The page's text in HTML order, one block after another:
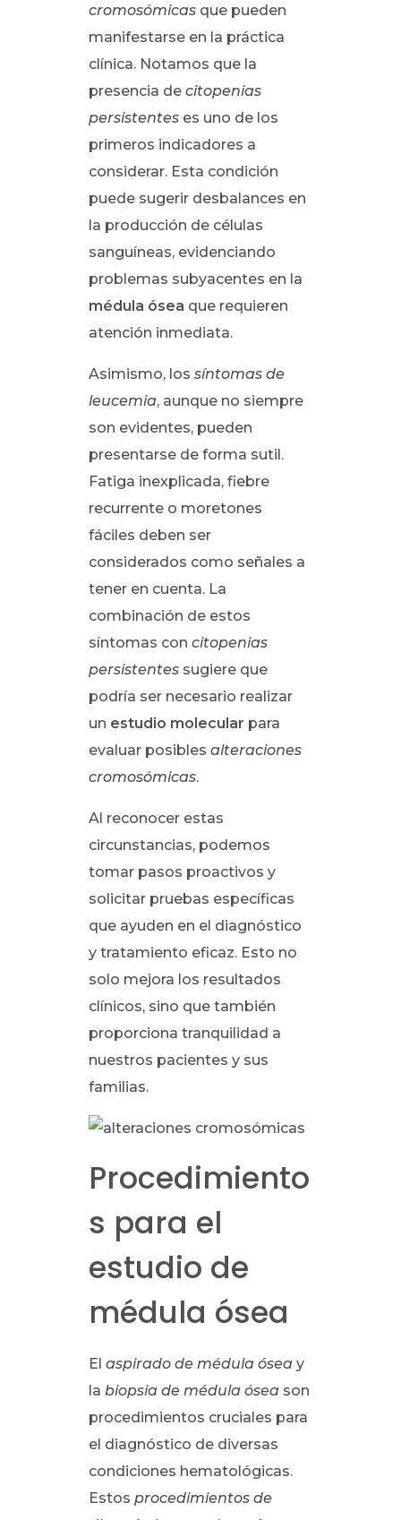
cromosómicas que pueden
manifestarse en la práctica
clínica. Notamos que la
presencia decitopenias
persistentes es uno de los
primeros indicadores a
considerar. Esta condición
puede sugerir desbalances en
la producción de células
sanguíneas, evidenciando
problemas subyacentes en la
médula ósea que requieren
atención inmediata.
Asimismo, lossíntomas de
leucemia, aunque no siempre
son evidentes, pueden
presentarse de forma sutil.
Fatiga inexplicada, fiebre
recurrente o moretones
fáciles deben ser
considerados como señales a
tener en cuenta. La
combinación de estos
síntomas concitopenias
persistentes sugiere que
podría ser necesario realizar
un estudio molecular para
evaluar posiblesalteraciones
cromosómicas.
Al reconocer estas
circunstancias, podemos
tomar pasos proactivos y
solicitar pruebas específicas
que ayuden en el diagnóstico
y tratamiento eficaz. Esto no
solo mejora los resultados
clínicos, sino que también
proporciona tranquilidad a
nuestros pacientes y sus
familias.
Procedimiento
s para el
estudio de
médula ósea
Elaspirado de médula ósea y
labiopsia de médula ósea son
procedimientos cruciales para
el diagnóstico de diversas
condiciones hematológicas.
Estosprocedimientos de